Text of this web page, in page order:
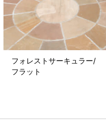
フォレストサーキュラー/
フラット